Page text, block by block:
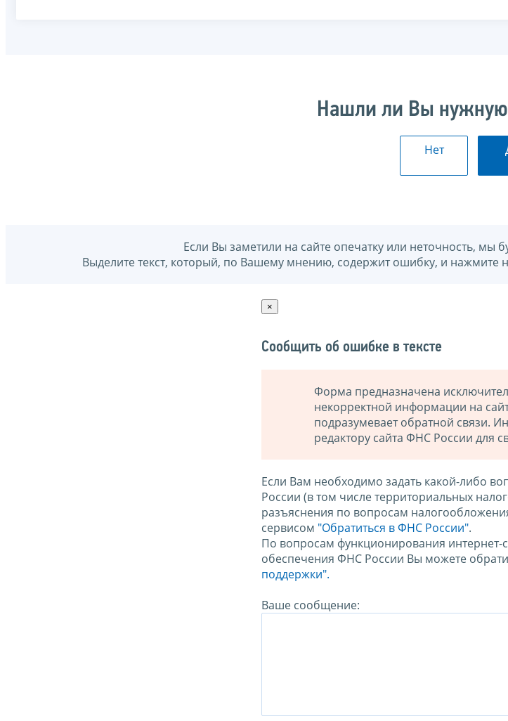
Нашли ли Вы
Нет
Если Вы заметили на сайте опечатку или неточность,
Выделите текст, который, по Вашему мнению, содержит ошибку, и
×
Сообщить об ошибке в тексте
Форма предназначена
некорректной информации на
подразумевает обратной связи.
редактору сайта ФНС России для
Если Вам необходимо задать какой-либо
России (в том числе территориальных
разъяснения по вопросам
сервисом "Обратиться в ФНС России".
По вопросам функционирования интернет-
обеспечения ФНС России Вы можете
поддержки".
Ваше сообщение: